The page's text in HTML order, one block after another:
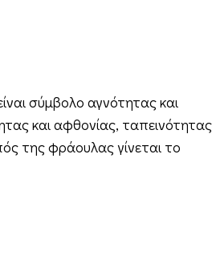
σύμβολο αγνότητας και
και αφθονίας, ταπεινότητας
της φράουλας γίνεται το